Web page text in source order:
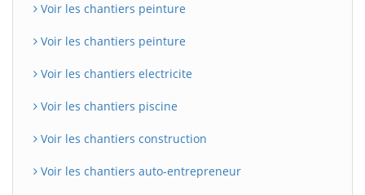
Voir les chantiers peinture
Voir les chantiers peinture
Voir les chantiers electricite
Voir les chantiers piscine
Voir les chantiers construction
Voir les chantiers auto-entrepreneur